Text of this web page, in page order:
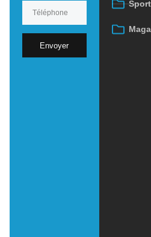
Envoyer
Sport